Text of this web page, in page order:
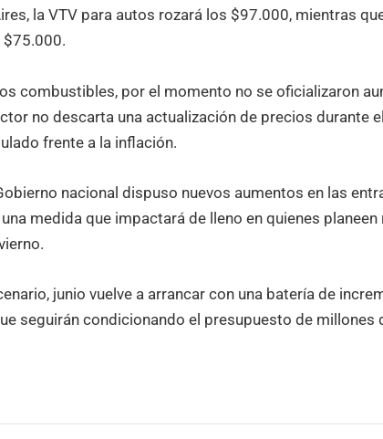
la VTV para autos rozará los $97.000, mientras
combustibles, por el momento no se oficializaron
no descarta una actualización de precios durante
frente a la inflación.
nacional dispuso nuevos aumentos en las
medida que impactará de lleno en quienes
junio vuelve a arrancar con una batería de
seguirán condicionando el presupuesto de millones